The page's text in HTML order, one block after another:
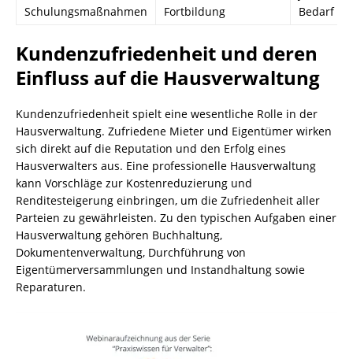
Schulungsmaßnahmen
Fortbildung
Bedarf
Kundenzufriedenheit und deren
Einfluss auf die Hausverwaltung
Kundenzufriedenheit spielt eine wesentliche Rolle in der
Hausverwaltung. Zufriedene Mieter und Eigentümer wirken
sich direkt auf die Reputation und den Erfolg eines
Hausverwalters aus. Eine professionelle Hausverwaltung
kann Vorschläge zur Kostenreduzierung und
Renditesteigerung einbringen, um die Zufriedenheit aller
Parteien zu gewährleisten. Zu den typischen Aufgaben einer
Hausverwaltung gehören Buchhaltung,
Dokumentenverwaltung, Durchführung von
Eigentümerversammlungen und Instandhaltung sowie
Reparaturen.